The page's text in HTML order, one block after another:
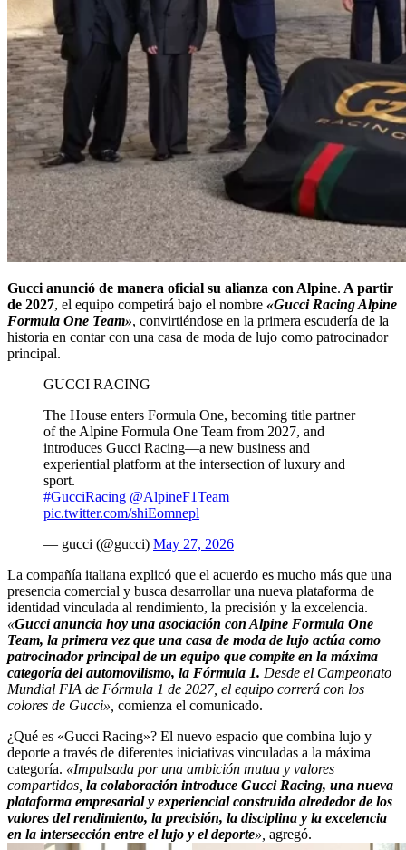
Gucci anunció de manera oficial su alianza con Alpine. A partir
de 2027, el equipo competirá bajo el nombre «Gucci Racing Alpine
Formula One Team», convirtiéndose en la primera escudería de la
historia en contar con una casa de moda de lujo como patrocinador
principal.
GUCCI RACING
The House enters Formula One, becoming title partner
of the Alpine Formula One Team from 2027, and
introduces Gucci Racing—a new business and
experiential platform at the intersection of luxury and
sport.
#GucciRacing @AlpineF1Team
pic.twitter.com/shiEomnepl
— gucci (@gucci) May 27, 2026
La compañía italiana explicó que el acuerdo es mucho más que una
presencia comercial y busca desarrollar una nueva plataforma de
identidad vinculada al rendimiento, la precisión y la excelencia.
«Gucci anuncia hoy una asociación con Alpine Formula One
Team, la primera vez que una casa de moda de lujo actúa como
patrocinador principal de un equipo que compite en la máxima
categoría del automovilismo, la Fórmula 1. Desde el Campeonato
Mundial FIA de Fórmula 1 de 2027, el equipo correrá con los
colores de Gucci», comienza el comunicado.
¿Qué es «Gucci Racing»? El nuevo espacio que combina lujo y
deporte a través de diferentes iniciativas vinculadas a la máxima
categoría. «Impulsada por una ambición mutua y valores
compartidos, la colaboración introduce Gucci Racing, una nueva
plataforma empresarial y experiencial construida alrededor de los
valores del rendimiento, la precisión, la disciplina y la excelencia
en la intersección entre el lujo y el deporte», agregó.